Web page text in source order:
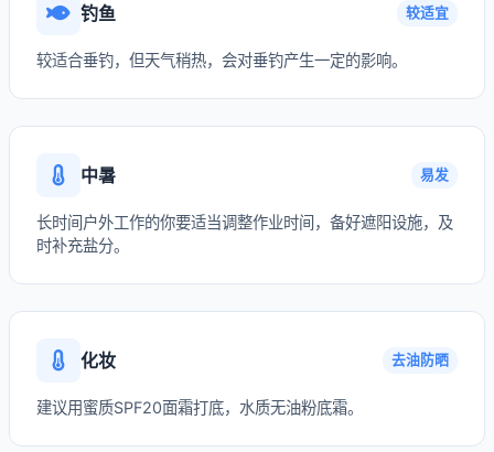
钓鱼 较适宜
较适合垂钓，但天气稍热，会对垂钓产生一定的影响。
中暑 易发
长时间户外工作的你要适当调整作业时间，备好遮阳设施，及
时补充盐分。
化妆 去油防晒
建议用蜜质SPF20面霜打底，水质无油粉底霜。